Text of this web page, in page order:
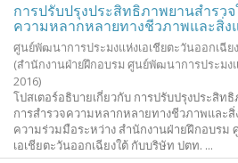
การปรับปรุงประสิทธิภาพยานสำรว
ความหลากหลายทางชีวภาพและสิ่ง
ศูนย์พัฒนาการประมงแห่งเอเชียตะวันออกเฉีย
(สำนักงานฝ่ายฝึกอบรม ศูนย์พัฒนาการประมง
2016)
โปสเตอร์อธิบายเกี่ยวกับ การปรับปรุงประสิท
การสำรวจความหลากหลายทางชีวภาพและสิ่
ความร่วมมือระหว่าง สำนักงานฝ่ายฝึกอบร
เอเชียตะวันออกเฉียงใต้ กับบริษัท ปตท. ...